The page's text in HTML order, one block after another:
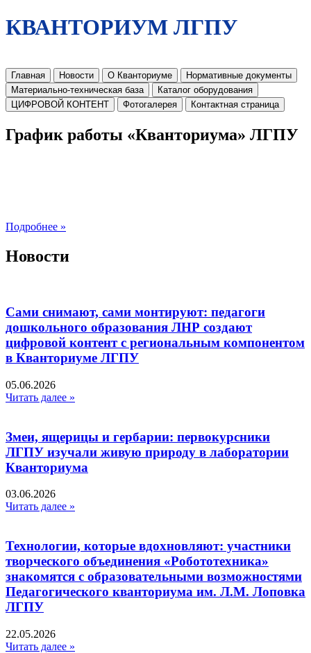
КВАНТОРИУМ ЛГПУ
Главная Новости О Кванториуме
Нормативные документы
Материально-техническая база
Каталог оборудования
ЦИФРОВОЙ КОНТЕНТ
Фотогалерея Контактная страница
График работы «Кванториума» ЛГПУ
Подробнее »
Новости
Сами снимают, сами монтируют: педагоги
дошкольного образования ЛНР создают
цифровой контент с региональным компонентом
в Кванториуме ЛГПУ​
05.06.2026
Читать далее »
Змеи, ящерицы и гербарии: первокурсники
ЛГПУ изучали живую природу в лаборатории
Кванториума
03.06.2026
Читать далее »
Технологии, которые вдохновляют: участники
творческого объединения «Робототехника»
знакомятся с образовательными возможностями
Педагогического кванториума им. Л.М. Лоповка
ЛГПУ
22.05.2026
Читать далее »